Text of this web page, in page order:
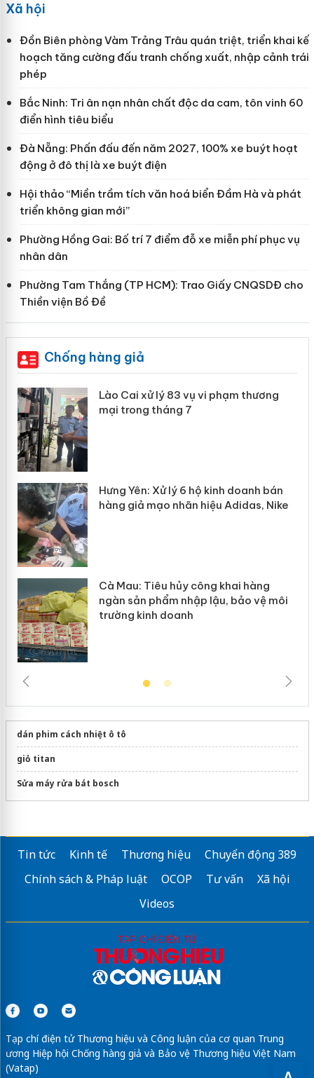
Xã hội
Đồn Biên phòng Vàm Trảng Trâu quán triệt, triển khai kế
hoạch tăng cường đấu tranh chống xuất, nhập cảnh trái
phép
Bắc Ninh: Tri ân nạn nhân chất độc da cam, tôn vinh 60
điển hình tiêu biểu
Đà Nẵng: Phấn đấu đến năm 2027, 100% xe buýt hoạt
động ở đô thị là xe buýt điện
Hội thảo “Miền trầm tích văn hoá biển Đầm Hà và phát
triển không gian mới”
Phường Hồng Gai: Bố trí 7 điểm đỗ xe miễn phí phục vụ
nhân dân
Phường Tam Thắng (TP HCM): Trao Giấy CNQSDĐ cho
Thiền viện Bồ Đề
Chống hàng giả
Lào Cai xử lý 83 vụ vi phạm thương
mại trong tháng 7
Hưng Yên: Xử lý 6 hộ kinh doanh bán
hàng giả mạo nhãn hiệu Adidas, Nike
Cà Mau: Tiêu hủy công khai hàng
ngàn sản phẩm nhập lậu, bảo vệ môi
trường kinh doanh
dán phim cách nhiệt ô tô
giỏ titan
Sửa máy rửa bát bosch
Tin tức Kinh tế Thương hiệu
Chuyển động 389
Chính sách & Pháp luật
OCOP Tư vấn
Xã hội
Videos
Tạp chí điện tử Thương hiệu và Công luận của cơ quan Trung
ương Hiệp hội Chống hàng giả và Bảo vệ Thương hiệu Việt Nam
(Vatap)